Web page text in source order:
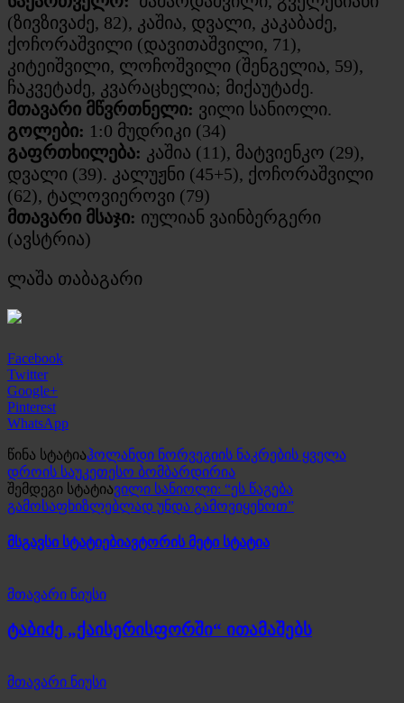
(ზივზივაძე, 82), კაშია, დვალი, კაკაბაძე,
ქოჩორაშვილი (დავითაშვილი, 71),
კიტეიშვილი, ლოჩოშვილი (შენგელია, 59),
ჩაკვეტაძე, კვარაცხელია; მიქაუტაძე.
მთავარი მწვრთნელი: ვილი სანიოლი.
გოლები: 1:0 მუდრიკი (34)
გაფრთხილება: კაშია (11), მატვიენკო (29),
დვალი (39). კალუჟნი (45+5), ქოჩორაშვილი
(62), ტალოვიეროვი (79)
მთავარი მსაჯი: იულიან ვაინბერგერი
(ავსტრია)
ლაშა თაბაგარი
Facebook
Twitter
Google+
Pinterest
WhatsApp
წინა სტატიაჰოლანდი ნორვეგიის ნაკრების ყველა
დროის საუკეთესო ბომბარდირია
შემდეგი სტატიავილი სანიოლი: “ეს წაგება
გამოსაფხიზლებლად უნდა გამოვიყენოთ”
მსგავსი სტატიებიავტორის მეტი სტატია
მთავარი ნიუსი
ტაბიძე „ქაისერისფორში“ ითამაშებს
მთავარი ნიუსი